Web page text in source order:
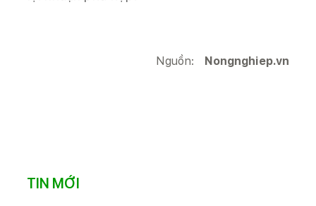
Nguồn: Nongnghiep.vn
TIN MỚI